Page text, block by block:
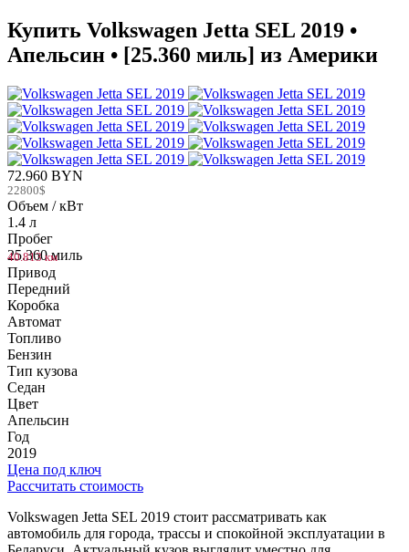
Купить Volkswagen Jetta SEL 2019 •
Апельсин • [25.360 миль] из Америки
72.960 BYN
22800$
Объем / кВт
1.4 л
Пробег
25.360 миль
40.813 км
Привод
Передний
Коробка
Автомат
Топливо
Бензин
Тип кузова
Седан
Цвет
Апельсин
Год
2019
Цена под ключ
Рассчитать стоимость
Volkswagen Jetta SEL 2019 стоит рассматривать как
автомобиль для города, трассы и спокойной эксплуатации в